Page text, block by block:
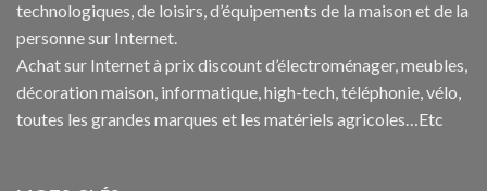
technologiques, de loisirs, d’équipements de la maison et de la
personne sur Internet.
Achat sur Internet à prix discount d’électroménager, meubles,
décoration maison, informatique, high-tech, téléphonie, vélo,
toutes les grandes marques et les matériels agricoles…Etc